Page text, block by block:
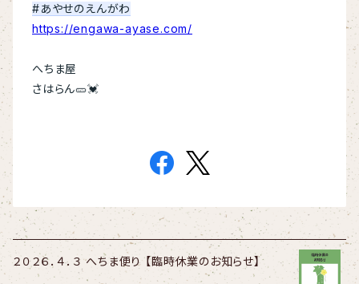
#あやせのえんがわ
https://engawa-ayase.com/
へちま屋
さはらん🥒💓
２０２６．４．３ へちま便り 【臨時休業のお知らせ】